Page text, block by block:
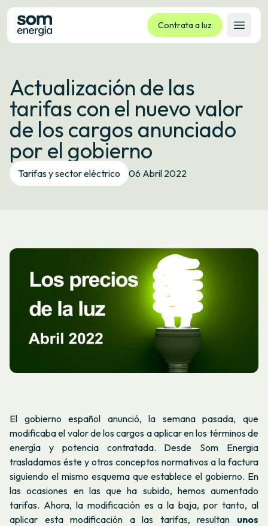
Contrata a luz
Abrir
Tarifas
Servizos
Empresas
La cooperativa
Contacto
Trámites
Actualización de las
tarifas con el nuevo valor
de los cargos anunciado
por el gobierno
Tarifas y sector eléctrico 06 Abril 2022
El gobierno español anunció, la semana pasada, que
modificaba el valor de los cargos a aplicar en los términos de
energía y potencia contratada. Desde Som Energia
trasladamos éste y otros conceptos normativos a la factura
siguiendo el mismo esquema que establece el gobierno. En
las ocasiones en las que ha subido, hemos aumentado
tarifas. Ahora, la modificación es a la baja, por tanto, al
aplicar esta modificación a las tarifas, resultan unos